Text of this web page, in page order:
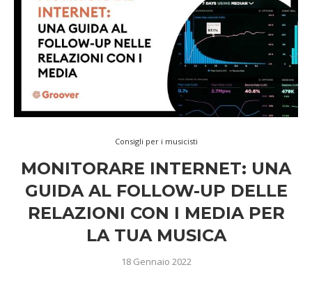
Consigli per i musicisti
MONITORARE INTERNET: UNA
GUIDA AL FOLLOW-UP DELLE
RELAZIONI CON I MEDIA PER
LA TUA MUSICA
18 Gennaio 2022